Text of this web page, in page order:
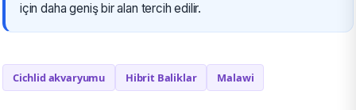
için daha geniş bir alan tercih edilir.
Cichlid akvaryumu Hibrit Baliklar Malawi